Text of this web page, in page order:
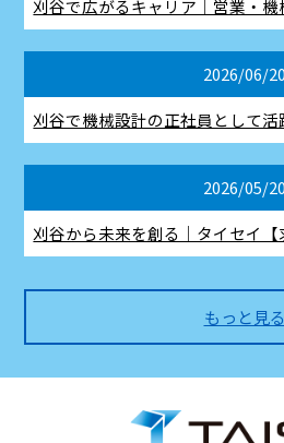
刈谷で広がるキャリア｜営業・
2026/06/20
刈谷で機械設計の正社員として活
2026/05/20
刈谷から未来を創る｜タイセイ【
もっと見る